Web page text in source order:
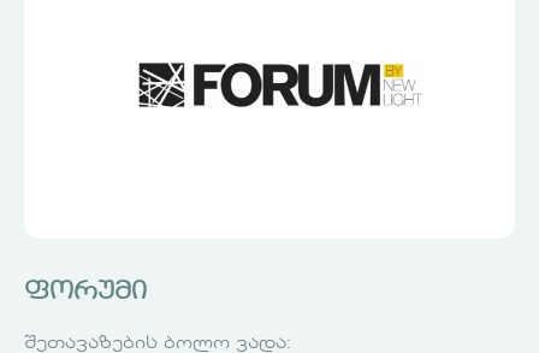
ᲤᲝᲠᲣᲛᲘ
ᲨᲔᲗᲐᲕᲐᲖᲔᲑᲘᲡ ᲑᲝᲚᲝ ᲕᲐᲓᲐ: